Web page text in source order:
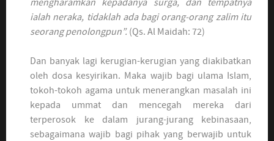
mengharamkan kepadanya surga, dan tempatnya
ialah neraka, tidaklah ada bagi orang-orang zalim itu
seorang penolongpun”. (Qs. Al Maidah: 72)
Dan banyak lagi kerugian-kerugian yang diakibatkan
oleh dosa kesyirikan. Maka wajib bagi ulama Islam,
tokoh-tokoh agama untuk menerangkan masalah ini
kepada ummat dan mencegah mereka dari
terperosok ke dalam jurang-jurang kebinasaan,
sebagaimana wajib bagi pihak yang berwajib untuk